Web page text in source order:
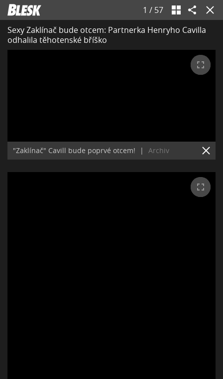
1 / 57
Sexy Zaklínač bude otcem: Partnerka Henryho Cavilla
odhalila těhotenské bříško
"Zaklínač" Cavill bude poprvé otcem! | Archiv